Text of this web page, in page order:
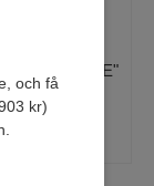
"BÄTTRE"
kr
och få
kr)